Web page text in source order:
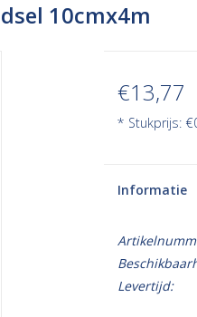
10cmx4m
€13,77
* Stukprijs:
Informatie
Levertijd: